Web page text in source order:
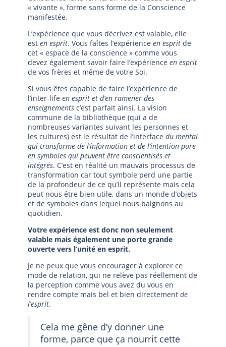
« vivante », forme sans forme de la Conscience
manifestée.
L’expérience que vous décrivez est valable, elle
est en esprit. Vous faîtes l’expérience en esprit de
cet « espace de la conscience » comme vous
devez également savoir faire l’expérience en esprit
de vos frères et même de votre Soi.
Si vous êtes capable de faire l’expérience de
l’inter-life en esprit et d’en ramener des
enseignements c’est parfait ainsi. La vision
commune de la bibliothèque (qui a de
nombreuses variantes suivant les personnes et
les cultures) est le résultat de l’interface du mental
qui transforme de l’information et de l’intention pure
en symboles qui peuvent être conscientisés et
intégrés. C’est en réalité un mauvais processus de
transformation car tout symbole perd une partie
de la profondeur de ce qu’il représente mais cela
peut nous être bien utile, dans un monde d’objets
et de symboles dans lequel nous baignons au
quotidien.
Votre expérience est donc non seulement
valable mais également une porte grande
ouverte vers l’unité en esprit.
Je ne peux que vous encourager à explorer ce
mode de relation, qui ne relève pas réellement de
la perception comme vous avez du vous en
rendre compte mais bel et bien directement de
l’esprit.
Cela me gêne d’y donner une
forme, parce que ça nourrit cette